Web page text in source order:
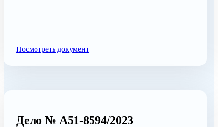
Посмотреть документ
Дело № А51-8594/2023